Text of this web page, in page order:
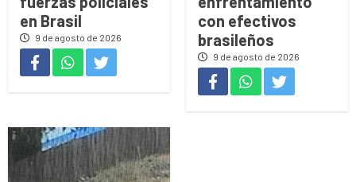
en Brasil
9 de agosto de 2026
con efectivos
brasileños
9 de agosto de 2026